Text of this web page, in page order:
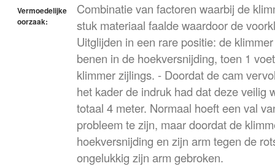
Vermoedelijke
oorzaak:
Combinatie van factoren waarbij de
stuk materiaal faalde waardoor de
Uitglijden in een rare positie: de
benen in de hoekversnijding, toen 1
klimmer zijlings. - Doordat de cam
het kader de indruk had dat deze veilig
totaal 4 meter. Normaal hoeft een val
probleem te zijn, maar doordat de
hoekversnijding en zijn arm tegen de
ongelukkig zijn arm gebroken.